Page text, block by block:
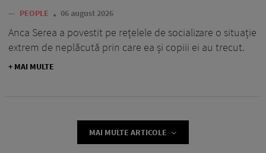
— PEOPLE 06 august 2026
Anca Serea a povestit pe rețelele de socializare o situație
extrem de neplăcută prin care ea și copiii ei au trecut.
+ MAI MULTE
MAI MULTE ARTICOLE